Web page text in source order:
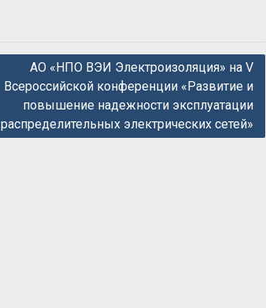
АО «НПО ВЭИ Электроизоляция» на V
Всероссийской конференции «Развитие и
повышение надежности эксплуатации
распределительных электрических сетей»